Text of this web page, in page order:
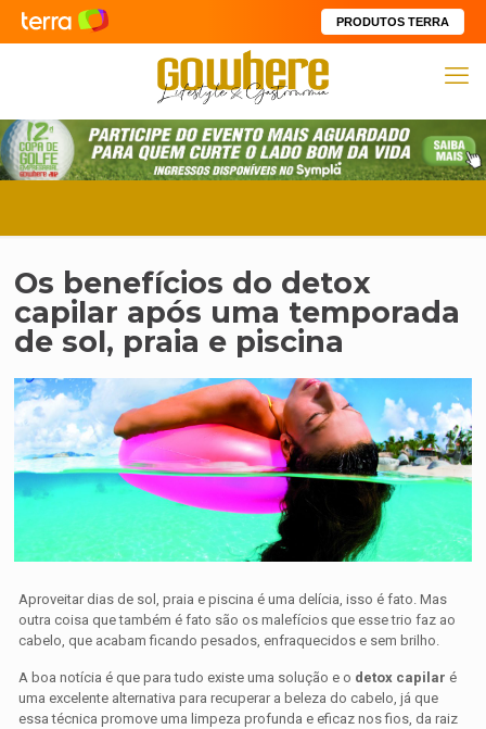
PRODUTOS TERRA
Os benefícios do detox
capilar após uma temporada
de sol, praia e piscina
Aproveitar dias de sol, praia e piscina é uma delícia, isso é fato. Mas
outra coisa que também é fato são os malefícios que esse trio faz ao
cabelo, que acabam ficando pesados, enfraquecidos e sem brilho.
A boa notícia é que para tudo existe uma solução e o detox capilar é
uma excelente alternativa para recuperar a beleza do cabelo, já que
essa técnica promove uma limpeza profunda e eficaz nos fios, da raiz